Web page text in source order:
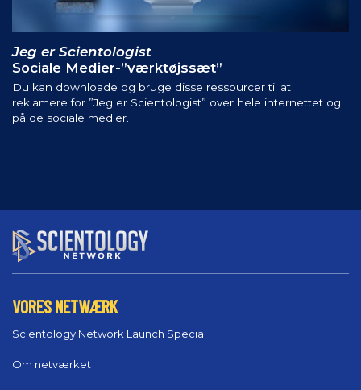
Jeg er Scientologist
Sociale Medier-”værktøjssæt”
Du kan downloade og bruge disse ressourcer til at
reklamere for ”Jeg er Scientologist” over hele internettet og
på de sociale medier.
VORES NETWÆRK
Scientology Network Launch Special
Om netværket